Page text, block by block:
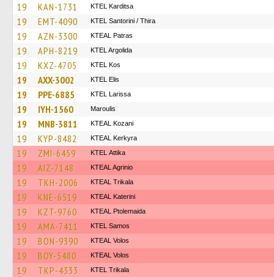
19 KAN-1731 ΚΤΕL Karditsa
19 EMT-4090 KTEL Santorini / Thira
19 AZN-3300 KTEAL Patras
19 APH-8219 KTEL Argolida
19 KXZ-4705 KTEL Kos
19 AXX-3002 KTEL Elis
19 PPE-6885 KTEL Larissa
19 IYH-1560 Maroulis
19 MNB-3811 KTEAL Kozani
19 KYP-8482 KTEAL Kerkyra
19 ZMI-6459 KΤΕL Αttika
19 AIZ-7148 KTEAL Agrinio
19 TKH-2006 KTEAL Trikala
19 KNE-6519 KTEAL Katerini
19 KZT-9760 KTEAL Ptolemaida
19 AMA-7411 KTEL Samos
19 BON-9390 KTEAL Volos
19 BOY-5480 KTEAL Volos
19 TKP-4333 ΚΤΕL Τrikala